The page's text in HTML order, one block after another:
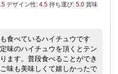
デザイン性: 4.5 持ち運び: 5.0 賞味
食べているハイチュウです
味のハイチュウを頂くとテン
ます。普段食べることができ
味も美味しくて嬉しかったで